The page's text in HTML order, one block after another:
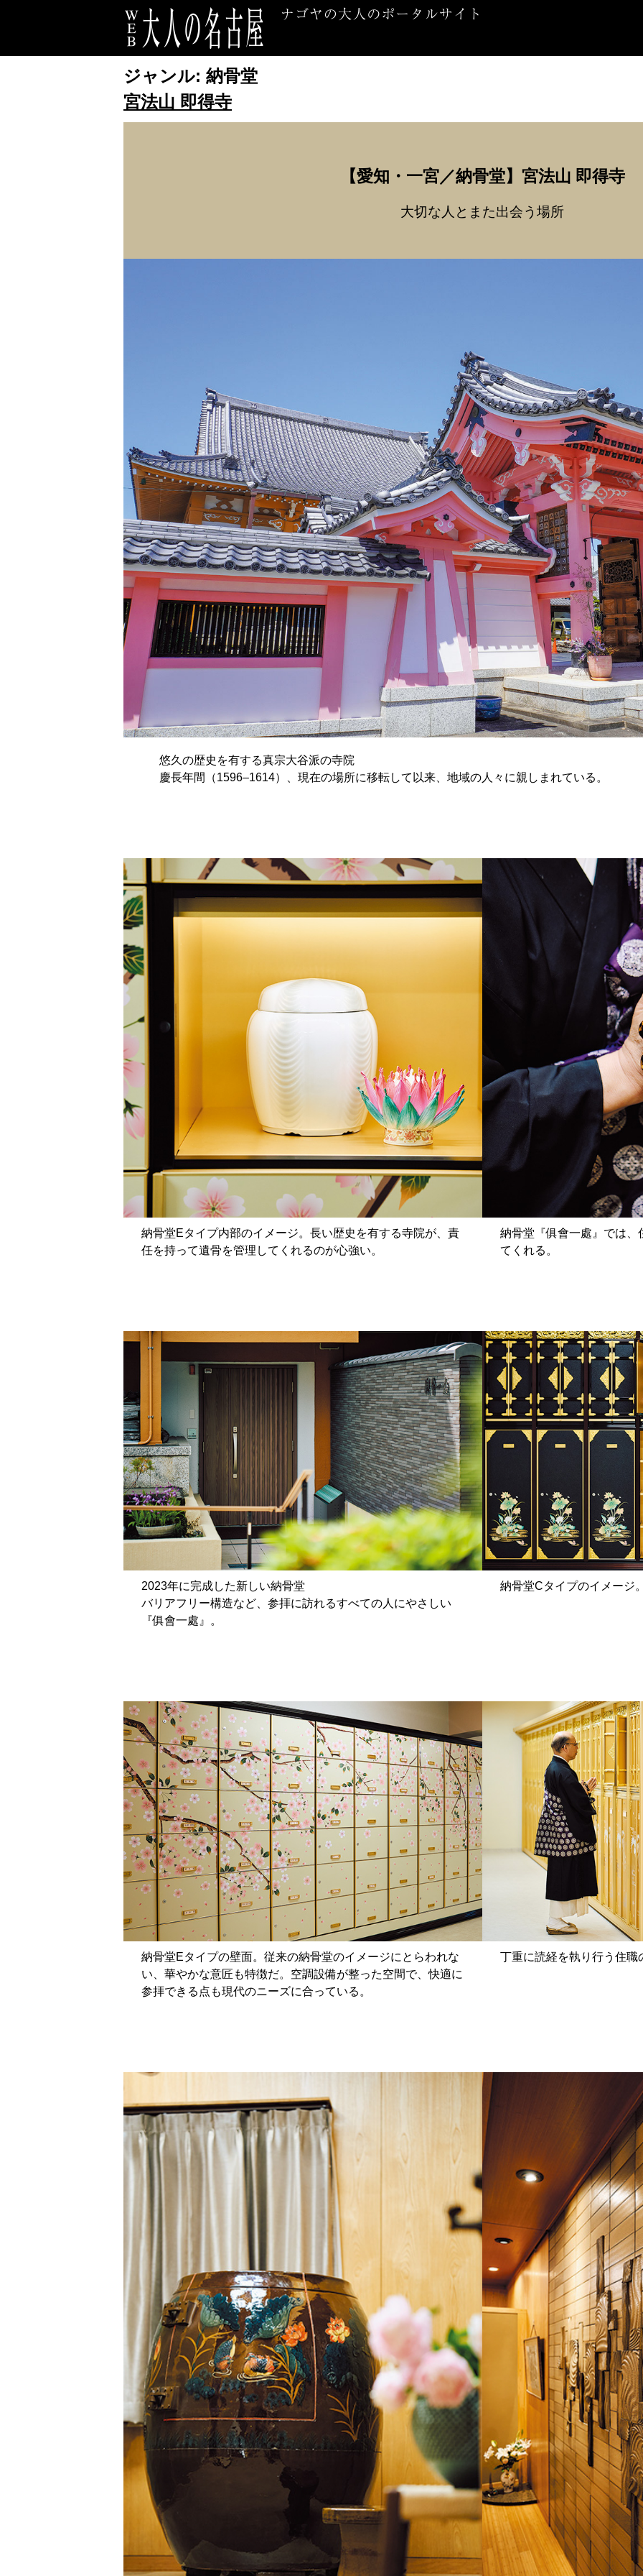
ジャンル: 納骨堂
宮法山 即得寺
【愛知・一宮／納骨堂】 宮法山 即得寺
大切な人とまた出会う場所
悠久の歴史を有する真宗大谷派の寺院
慶長年間（1596–1614）、現在の場所に移転して以来、地域の人々に親しまれている。
納骨堂Eタイプ内部のイメージ。長い歴史を有する寺院が、責
任を持って遺骨を管理してくれるのが心強い。
納骨堂『俱會一處』では
てくれる。
2023年に完成した新しい納骨堂
バリアフリー構造など、参拝に訪れるすべての人にやさしい
『俱會一處』。
納骨堂Cタイプのイメージ
納骨堂Eタイプの壁面。従来の納骨堂のイメージにとらわれな
い、華やかな意匠も特徴だ。空調設備が整った空間で、快適に
参拝できる点も現代のニーズに合っている。
丁重に読経を執り行う住職